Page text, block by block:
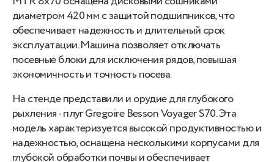
диаметром 420 мм с защитой подшипников, что
обеспечивает надежность и длительный срок
эксплуатации. Машина позволяет отключать
посевные блоки для исключения рядов, повышая
экономичность и точность посева.
На стенде представили и орудие для глубокого
рыхления - плуг Gregoire Besson Voyager S70. Эта
модель характеризуется высокой продуктивностью и
надежностью, оснащена несколькими корпусами для
глубокой обработки почвы и обеспечивает